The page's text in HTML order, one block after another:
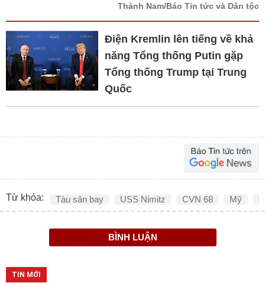
Thành Nam/Báo Tin tức và Dân tộc
Điện Kremlin lên tiếng về khả
năng Tổng thống Putin gặp
Tổng thống Trump tại Trung
Quốc
Từ khóa: Tàu sân bay USS Nimitz CVN 68 Mỹ
BÌNH LUẬN
TIN MỚI